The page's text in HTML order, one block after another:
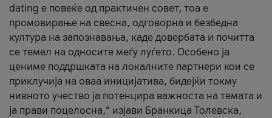
dating е повеќе од практичен совет, тоа е
промовирање на свесна, одговорна и безбедна
култура на запознавања, каде довербата и почитта
се темел на односите меѓу луѓето. Особено ја
цениме поддршката на локалните партнери кои се
приклучија на оваа иницијатива, бидејќи токму
нивното учество ја потенцира важноста на темата и
ја прави поцелосна,“ изјави Бранкица Толевска,